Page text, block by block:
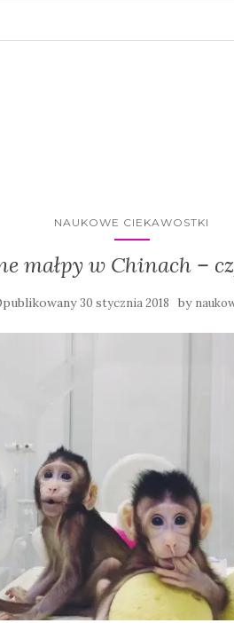
NAUKOWE CIEKAWOSTKI
małpy w Chinach –
30 stycznia 2018 by